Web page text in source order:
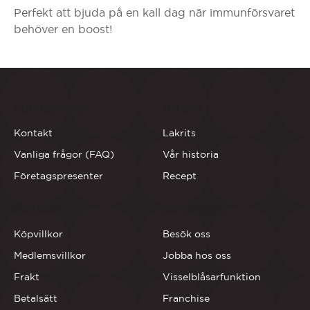
Perfekt att bjuda på en kall dag när immunförsvaret
behöver en boost!
Kontakt
Vanliga frågor (FAQ)
Företagspresenter
Lakrits
Vår historia
Recept
Besök oss
Jobba hos oss
Visselblåsarfunktion
Franchise
Köpvillkor
Medlemsvillkor
Frakt
Betalsätt